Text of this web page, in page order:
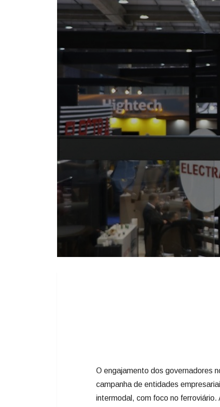
O engajamento dos governadores
campanha de entidades
intermodal, com foco no